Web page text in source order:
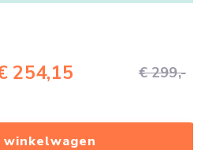
€ 299,-
254,15
winkelwagen